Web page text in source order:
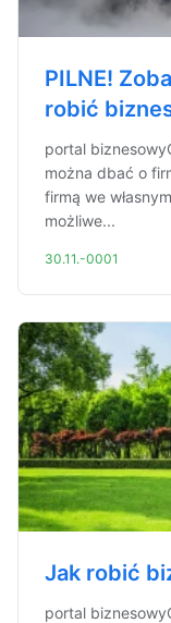
PILNE!
robić
portal
można dbać o
firmą we
możliwe...
30.11.-0001
Jak robić
portal